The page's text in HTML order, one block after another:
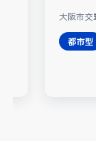
大阪市交
都市型